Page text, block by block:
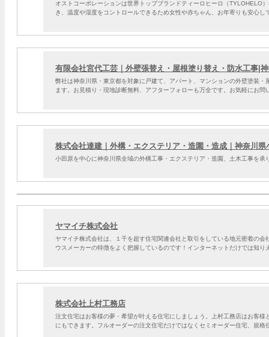
オストコーポレーションは世界トップブランドティーロヒーロ（TYLOHELO
き、温度や湿度をコントロールできるため女性や赤ちゃん、お年寄りも安心し
有限会社宮代工芸｜外壁張替え・屋根塗り替え・防水工事|
弊社は神奈川県・東京都を対象に戸建て、アパート、マンションの外壁塗装
ます。お見積り・現地診断無料、アフターフォローも万全です。お気軽にお問
株式会社達建｜外構・エクステリア・造園・造成｜神奈川県
小田原を中心に神奈川県全域の外構工事・エクステリア・造園、土木工事を
ヤマイチ株式会社
ヤマイチ株式会社は、１千を超す住宅関連会社と取引をしている地元密着の
ウスメーカーの特徴をよく把握しているのです！インターネットだけでは知
株式会社上村工務店
注文住宅はお客様の夢・希望が叶える住宅にしましょう。上村工務店はお客
にもできます。フルオーダーの注文住宅だけではなくセミオーダー住宅、規